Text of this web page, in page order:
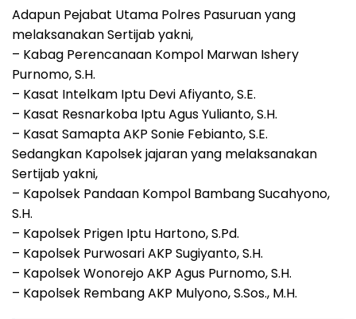
Adapun Pejabat Utama Polres Pasuruan yang
melaksanakan Sertijab yakni,
– Kabag Perencanaan Kompol Marwan Ishery
Purnomo, S.H.
– Kasat Intelkam Iptu Devi Afiyanto, S.E.
– Kasat Resnarkoba Iptu Agus Yulianto, S.H.
– Kasat Samapta AKP Sonie Febianto, S.E.
Sedangkan Kapolsek jajaran yang melaksanakan
Sertijab yakni,
– Kapolsek Pandaan Kompol Bambang Sucahyono,
S.H.
– Kapolsek Prigen Iptu Hartono, S.Pd.
– Kapolsek Purwosari AKP Sugiyanto, S.H.
– Kapolsek Wonorejo AKP Agus Purnomo, S.H.
– Kapolsek Rembang AKP Mulyono, S.Sos., M.H.